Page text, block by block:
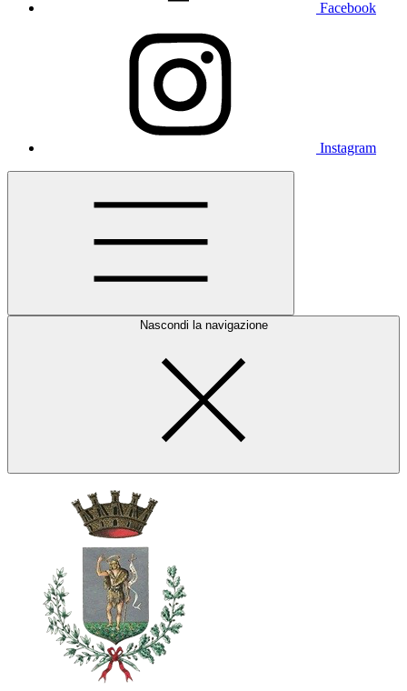
Facebook
Instagram
Nascondi la navigazione